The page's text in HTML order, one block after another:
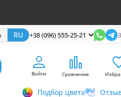
RU +38 (096) 555-25-21
Войти Сравнение
Подбор цвета